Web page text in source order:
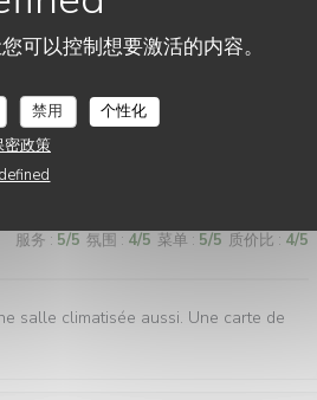
可以控制想要激活的内容。
禁用
个性化
密政策
Le plat du jour était bon. Je
服务 : 5/5 氛围 : 4/5 菜单 : 5/5 质价比 : 4/5
salle climatisée aussi. Une carte de